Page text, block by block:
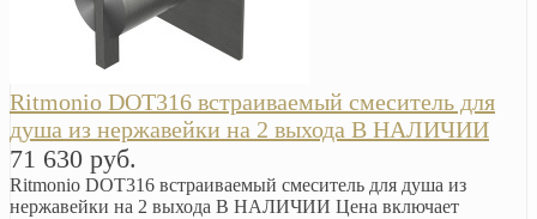
Ritmonio DOT316 встраиваемый смеситель для
душа из нержавейки на 2 выхода В НАЛИЧИИ
71 630 руб.
Ritmonio DOT316 встраиваемый смеситель для душа из
нержавейки на 2 выхода В НАЛИЧИИ Цена включает